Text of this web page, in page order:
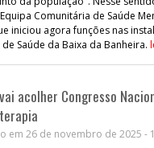
Comunitária de Saúde
iniciou agora funções nas
Saúde da Baixa da Banheira.
acolher Congresso
em 26 de novembro de 2025 -